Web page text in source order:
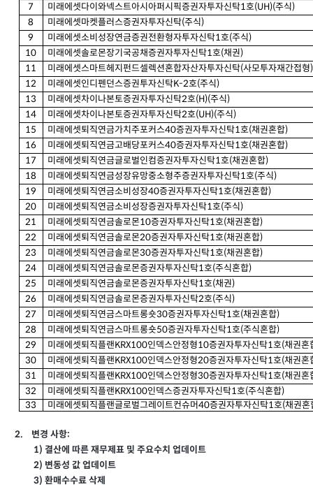
7
미래에셋다이와넥스트아시아퍼시픽증권자투자신탁1호(UH)(주식)
8
미래에셋마켓플러스증권자투자신탁(주식)
9
미래에셋소비성장연금증권전환형자투자신탁1호(주식)
10
미래에셋솔로몬장기국공채증권자투자신탁1호(채권)
11
미래에셋스마트헤지펀드셀렉션혼합자산자투자신탁(사모투자재간접형)
12
미래에셋인디펜던스증권투자신탁K-2호(주식)
13
미래에셋차이나본토증권자투자신탁2호(H)(주식)
14
미래에셋차이나본토증권자투자신탁2호(UH)(주식)
15
미래에셋퇴직연금가치주포커스40증권자투자신탁1호(채권혼합)
16
미래에셋퇴직연금고배당포커스40증권자투자신탁1호(채권혼합)
17
미래에셋퇴직연금글로벌인컴증권자투자신탁1호(채권혼합)
18
미래에셋퇴직연금성장유망중소형주증권자투자신탁1호(주식)
19
미래에셋퇴직연금소비성장40증권자투자신탁1호(채권혼합)
20
미래에셋퇴직연금소비성장증권자투자신탁1호(주식)
21
미래에셋퇴직연금솔로몬10증권자투자신탁1호(채권혼합)
22
미래에셋퇴직연금솔로몬20증권자투자신탁1호(채권혼합)
23
미래에셋퇴직연금솔로몬30증권자투자신탁1호(채권혼합)
24
미래에셋퇴직연금솔로몬증권자투자신탁1호(주식혼합)
25
미래에셋퇴직연금솔로몬증권자투자신탁1호(채권)
26
미래에셋퇴직연금솔로몬증권자투자신탁2호(주식)
27
미래에셋퇴직연금스마트롱숏30증권자투자신탁1호(채권혼합)
28
미래에셋퇴직연금스마트롱숏50증권자투자신탁1호(주식혼합)
29
미래에셋퇴직플랜KRX100인덱스안정형10증권자투자신탁1호(채권혼
30
미래에셋퇴직플랜KRX100인덱스안정형20증권자투자신탁1호(채권혼
31
미래에셋퇴직플랜KRX100인덱스안정형30증권자투자신탁1호(채권혼
32
미래에셋퇴직플랜KRX100인덱스증권자투자신탁1호(주식혼합)
33
미래에셋퇴직플랜글로벌그레이트컨슈머40증권자투자신탁1호(채권혼
2.
변경 사항:
1) 결산에 따른 재무제표 및 주요수치 업데이트
2) 변동성 값 업데이트
3) 환매수수료 삭제